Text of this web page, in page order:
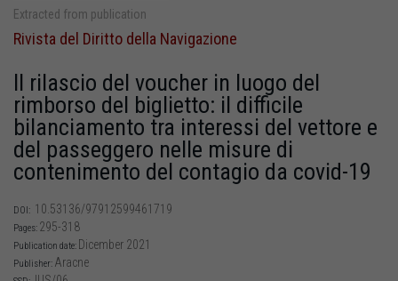
Extracted from publication
Rivista del Diritto della Navigazione
Il rilascio del voucher in luogo del
rimborso del biglietto: il difficile
bilanciamento tra interessi del vettore e
del passeggero nelle misure di
contenimento del contagio da covid-19
DOI: 10.53136/97912599461719
Pages: 295-318
Publication date: Dicember 2021
Publisher: Aracne